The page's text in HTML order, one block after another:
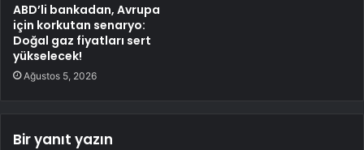
ABD’li bankadan, Avrupa
için korkutan senaryo:
Doğal gaz fiyatları sert
yükselecek!
Ağustos 5, 2026
Bir yanıt yazın